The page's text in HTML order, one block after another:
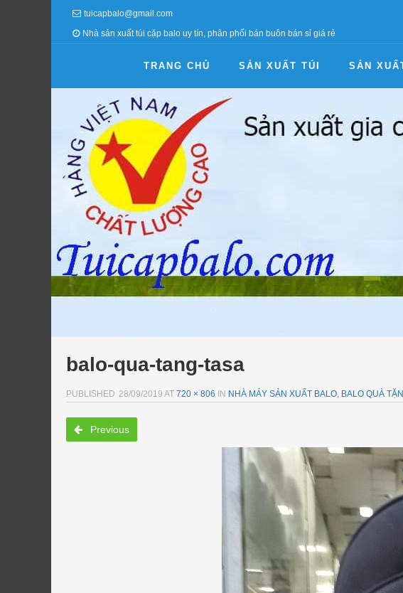
tuicapbalo@gmail.com
Nhà sản xuất túi cặp balo uy tín, phân phối bán buôn bán sỉ giá rẻ
TRANG CHỦ SẢN XUẤT TÚI SẢN
balo-qua-tang-tasa
PUBLISHED 28/09/2019 AT 720 × 806 IN NHÀ MÁY SẢN XUẤT BALO, BALO QUÀ
Previous